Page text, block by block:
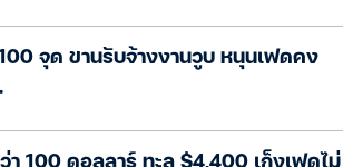
จุด ขานรับจ้างงานวูบ หนุนเฟดคง
า 100 ดอลลาร์ ทะลุ $4,400 เก็งเฟดไม่